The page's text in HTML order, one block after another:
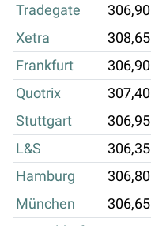
Tradegate
306,90
Xetra
308,65
Frankfurt
306,90
Quotrix
307,40
Stuttgart
306,95
L&S
306,35
Hamburg
306,80
München
306,65